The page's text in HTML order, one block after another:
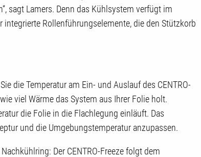
sagt Lamers. Denn das Kühlsystem verfügt im
Rollenführungselemente, die den Stützkorb
die Temperatur am Ein- und Auslauf des CENTRO-
viel Wärme das System aus Ihrer Folie holt.
die Folie in die Flachlegung einläuft. Das
und die Umgebungstemperatur anzupassen.
Der CENTRO-Freeze folgt dem